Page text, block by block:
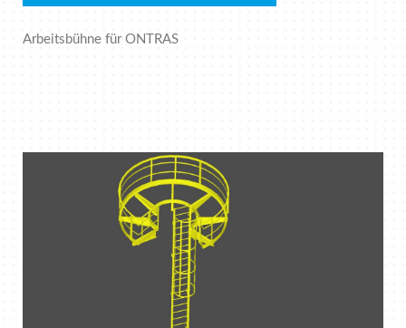
Arbeitsbühne für ONTRAS